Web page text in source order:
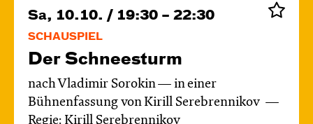
Sa, 10.10. / 19:30 – 22:30
SCHAUSPIEL
Der Schnee­sturm
nach Vladimir Sorokin — in einer
Bühnenfassung von Kirill Serebrennikov
Regie: Kirill Serebrennikov